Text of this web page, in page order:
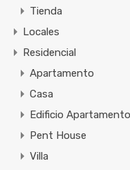
Tienda
Locales
Residencial
Apartamento
Casa
Edificio
Pent House
Villa